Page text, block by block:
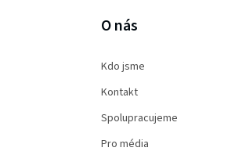
O nás
Kdo jsme
Kontakt
Spolupracujeme
Pro média